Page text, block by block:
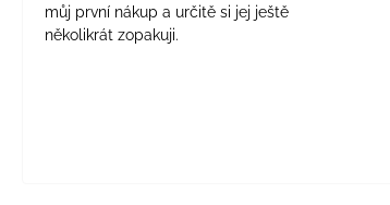
můj první nákup a určitě si jej ještě
několikrát zopakuji.